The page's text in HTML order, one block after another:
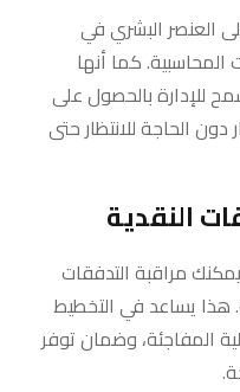
العنصر البشري في
المحاسبية. كما أنها
للإدارة بالحصول على
الحاجة للانتظار حتى
مراقبة التدفقات
هذا يساعد في التخطيط
المفاجئة، وضمان توفر